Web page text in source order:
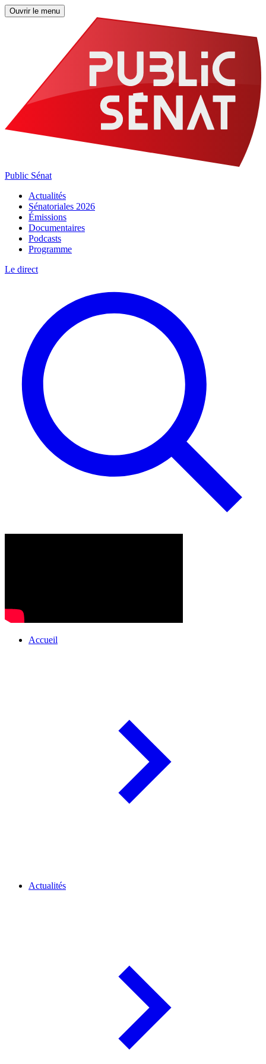
Ouvrir le menu
Public Sénat
Actualités
Sénatoriales 2026
Émissions
Documentaires
Podcasts
Programme
Le direct
Accueil
Actualités